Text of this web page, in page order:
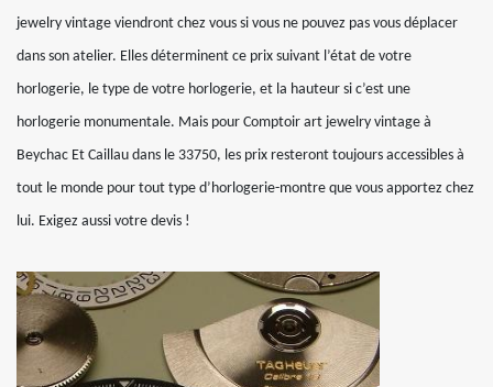
jewelry vintage viendront chez vous si vous ne pouvez pas vous déplacer
dans son atelier. Elles déterminent ce prix suivant l’état de votre
horlogerie, le type de votre horlogerie, et la hauteur si c’est une
horlogerie monumentale. Mais pour Comptoir art jewelry vintage à
Beychac Et Caillau dans le 33750, les prix resteront toujours accessibles à
tout le monde pour tout type d’horlogerie-montre que vous apportez chez
lui. Exigez aussi votre devis !